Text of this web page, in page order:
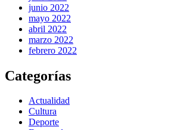
junio 2022
mayo 2022
abril 2022
marzo 2022
febrero 2022
Categorías
Actualidad
Cultura
Deporte